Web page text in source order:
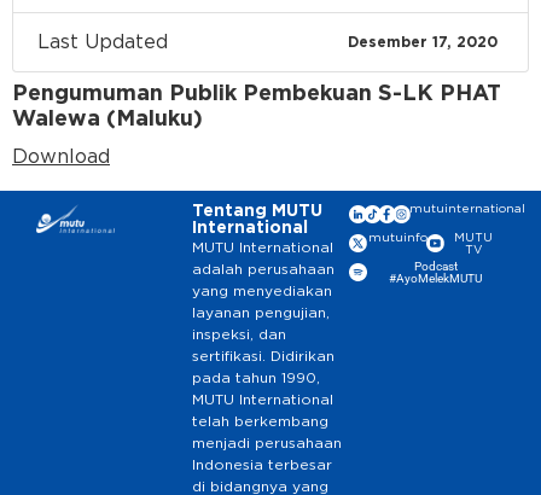
Last Updated Desember 17, 2020
Pengumuman Publik Pembekuan S-LK PHAT
Walewa (Maluku)
Download
Tentang MUTU
International
MUTU International
adalah perusahaan
yang menyediakan
layanan pengujian,
inspeksi, dan
sertifikasi. Didirikan
pada tahun 1990,
MUTU International
telah berkembang
menjadi perusahaan
Indonesia terbesar
di bidangnya yang
mutuinternational
mutuinfo
MUTU
TV
Podcast
#AyoMelekMUTU